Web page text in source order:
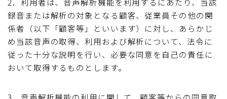
録音または解析の対象となる顧客、従業員その他の関
係者（以下「顧客等」といいます）に対し、あらかじ
め当該音声の取得、利用および解析について、法令に
従った十分な説明を行い、必要な同意を自己の責任に
おいて取得するものとします。